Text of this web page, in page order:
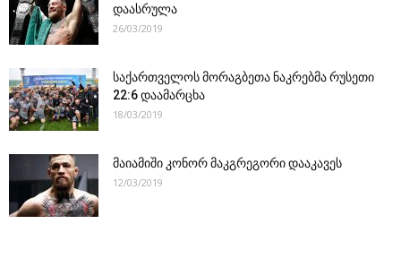
დაასრულა
26/03/2019
საქართველოს მორაგბეთა ნაკრებმა რუსეთი
22:6 დაამარცხა
18/03/2019
მაიამიში კონორ მაკგრეგორი დააკავეს
12/03/2019